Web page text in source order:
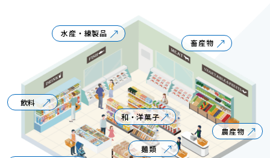
和・洋菓子
水産・練製品
農産物
畜産物
麺類
飲料